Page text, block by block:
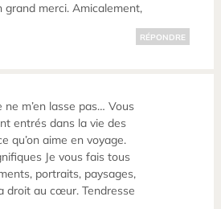
grand merci. Amicalement,
RÉPONDRE
ne m’en lasse pas… Vous
entrés dans la vie des
qu’on aime en voyage.
Je vous fais tous
portraits, paysages,
droit au cœur. Tendresse